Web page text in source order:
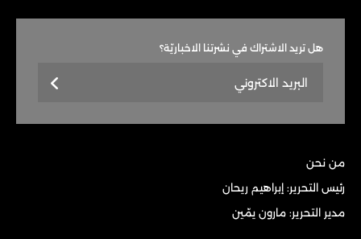
هل تريد الاشتراك في نشرتنا الاخباريّة؟
من نحن
رئيس التحرير: إبراهيم ريحان
مدير التحرير: مارون يمّين